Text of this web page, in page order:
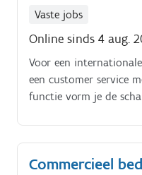
oplossingen die
klant.
Vaste jobs
Online sinds 4 aug.
Voor een
een customer service
functie vorm je de
worden verwerkt en
order tot levering op
Commercieel